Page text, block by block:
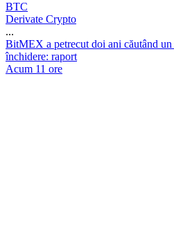
BTC
Derivate Crypto
...
BitMEX a petrecut doi ani căutând un
închidere: raport
Acum 11 ore